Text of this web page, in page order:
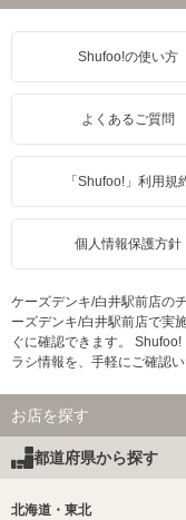
Shufoo!の使い方
よくあるご質問
「Shufoo!」利用規
個人情報保護方針
ケーズデンキ/白井駅前店の
ーズデンキ/白井駅前店で実
ぐに確認できます。
ラシ情報を、手軽にご確認
お店を探す
都道府県から探す
北海道・東北